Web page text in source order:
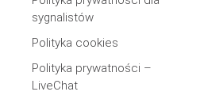
sygnalistów
Polityka cookies
Polityka prywatności –
LiveChat